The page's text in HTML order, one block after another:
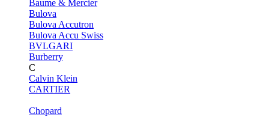
Baume & Mercier
Bulova
Bulova Accutron
Bulova Accu Swiss
BVLGARI
Burberry
C
Calvin Klein
CARTIER
Chopard